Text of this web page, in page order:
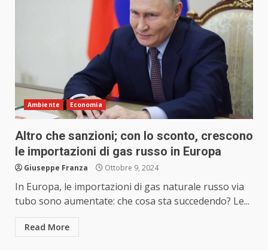
Ambiente Economia
Altro che sanzioni; con lo sconto, crescono
le importazioni di gas russo in Europa
Giuseppe Franza Ottobre 9, 2024
In Europa, le importazioni di gas naturale russo via
tubo sono aumentate: che cosa sta succedendo? Le...
Read More